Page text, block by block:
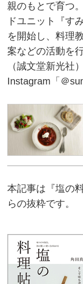
親のもとで育つ
ドユニット『す
を開始し、料理
案などの活動を
（誠文堂新光社
Instagram「＠
本記事は『塩の
らの抜粋です。